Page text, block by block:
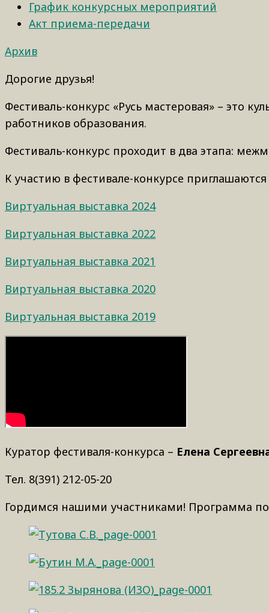
График конкурсных мероприятий
Акт приема-передачи
Архив
Дорогие друзья!
Фестиваль-конкурс «Русь мастеровая» – это
работников образования.
Фестиваль-конкурс проходит в два этапа:
К участию в фестивале-конкурсе
Виртуальная выставка 2024
Виртуальная выставка 2022
Виртуальная выставка 2021
Виртуальная выставка 2020
Виртуальная выставка 2019
Куратор фестиваля-конкурса – Елена
Тел. 8(391) 212-05-20
Гордимся нашими участниками! Программа